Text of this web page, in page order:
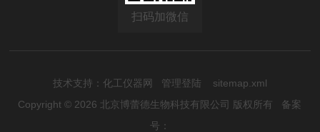
扫码加微信
技术支持： 化工仪器网 管理登陆
sitemap.xml
Copyright © 2026 北京博蕾德生物科技有限公司 版权所有 备案
号：